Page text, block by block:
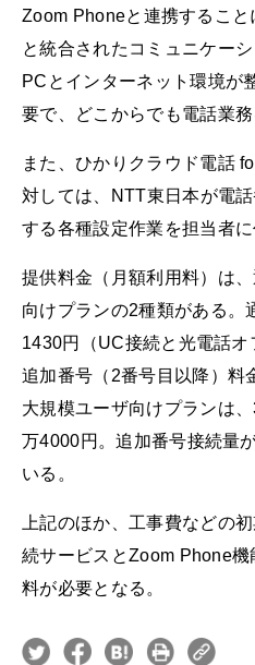
Zoom Phoneと連携するこ
と統合されたコミュニケー
PCとインターネット環境が
要で、どこからでも電話業務
また、ひかりクラウド電話
対しては、NTT東日本が電
する各種設定作業を担当者
提供料金（月額利用料）は
向けプランの2種類がある。
1430円（UC接続と光電話オ
追加番号（2番号目以降）料
大規模ユーザ向けプランは
万4000円。追加番号接続量
いる。
上記のほか、工事費などの
続サービスとZoom Phone
料が必要となる。